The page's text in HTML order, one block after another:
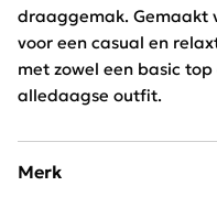
draaggemak. Gemaakt
voor een casual en
met zowel een basic
alledaagse outfit.
Merk